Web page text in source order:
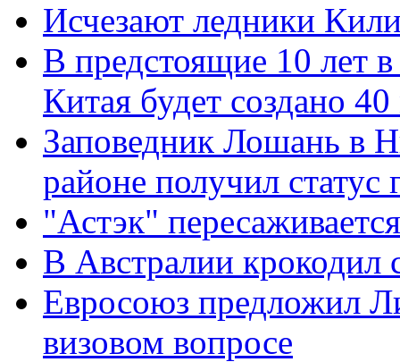
Исчезают ледники
В предстоящие 10 лет
Китая будет создано
Заповедник Лошань в
районе получил статус
"Астэк"
В Австралии крокодил
Евросоюз предложил
визовом вопросе